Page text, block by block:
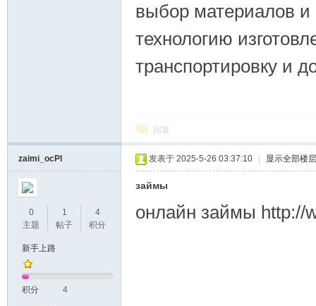
выбор материалов
технологию
транспортировку и
回复
zaimi_ocPl
0
主题
1
帖子
4
积分
新手上路
积分 4
发表于 2025-5-26 03:37:10 显示全部楼层
займы
онлайн займы http://